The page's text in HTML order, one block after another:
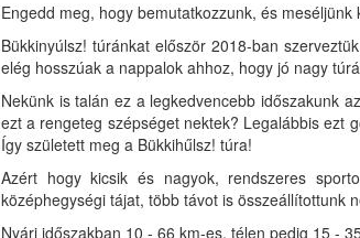
Engedd meg, hogy bemutatkozzunk, és
Bükkinyúlsz! túránkat először 2018-ban
elég hosszúak a nappalok ahhoz, hogy jó nagy
Nekünk is talán ez a legkedvencebb időszakunk
ezt a rengeteg szépséget nektek? Legalábbis ezt
Így született meg a Bükkihűlsz! túra!
Azért hogy kicsik és nagyok, rendszeres
középhegységi tájat, több távot is összeállítottunk
Nyári időszakban 10 - 66 km-es, télen pedig 15 -